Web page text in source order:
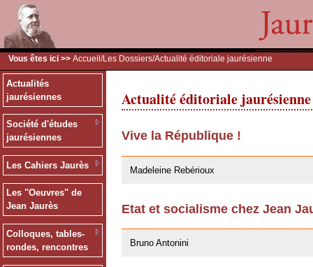
Vous êtes ici >> Accueil /Les Dossiers/Actualité éditoriale jaurésienne
Actualités
jaurésiennes
Société d'études
jaurésiennes
Les Cahiers Jaurès
Les "Oeuvres" de
Jean Jaurès
Colloques, tables-
rondes, rencontres
Actualité éditoriale jaurésienne
Vive la République !
Madeleine Rebérioux
Etat et socialisme chez Jean
Bruno Antonini